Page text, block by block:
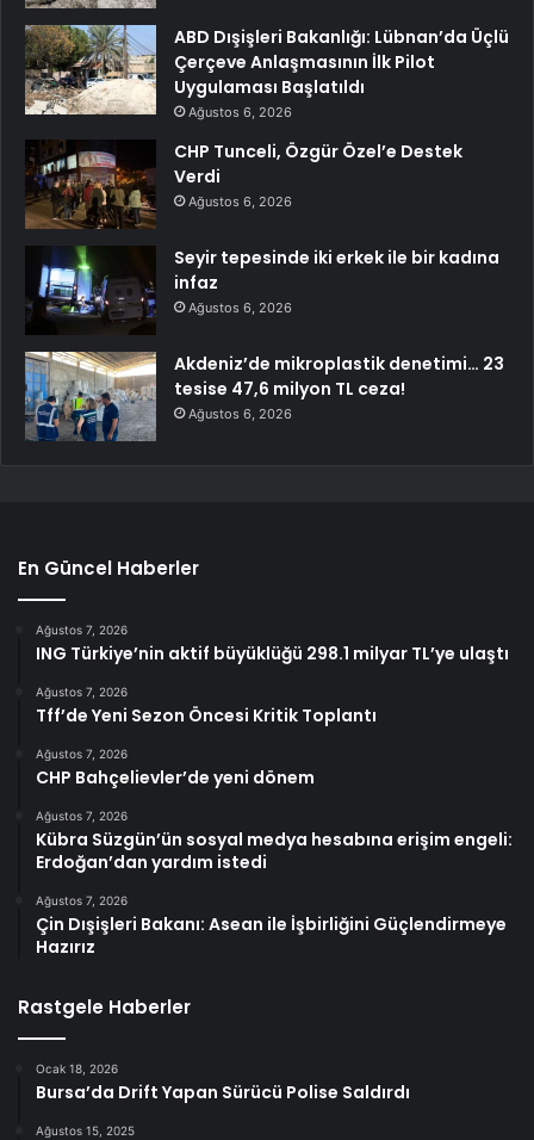
ABD Dışişleri Bakanlığı: Lübnan’da Üçlü
Çerçeve Anlaşmasının İlk Pilot
Uygulaması Başlatıldı
Ağustos 6, 2026
CHP Tunceli, Özgür Özel’e Destek
Verdi
Ağustos 6, 2026
Seyir tepesinde iki erkek ile bir kadına
infaz
Ağustos 6, 2026
Akdeniz’de mikroplastik denetimi… 23
tesise 47,6 milyon TL ceza!
Ağustos 6, 2026
En Güncel Haberler
Ağustos 7, 2026
ING Türkiye’nin aktif büyüklüğü 298.1 milyar TL’ye ulaştı
Ağustos 7, 2026
Tff’de Yeni Sezon Öncesi Kritik Toplantı
Ağustos 7, 2026
CHP Bahçelievler’de yeni dönem
Ağustos 7, 2026
Kübra Süzgün’ün sosyal medya hesabına erişim engeli:
Erdoğan’dan yardım istedi
Ağustos 7, 2026
Çin Dışişleri Bakanı: Asean ile İşbirliğini Güçlendirmeye
Hazırız
Rastgele Haberler
Ocak 18, 2026
Bursa’da Drift Yapan Sürücü Polise Saldırdı
Ağustos 15, 2025